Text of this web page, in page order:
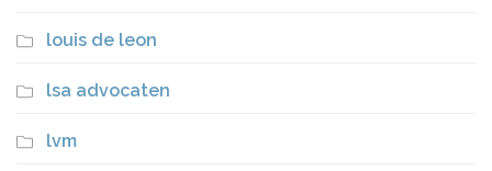
louis de leon
lsa advocaten
lvm